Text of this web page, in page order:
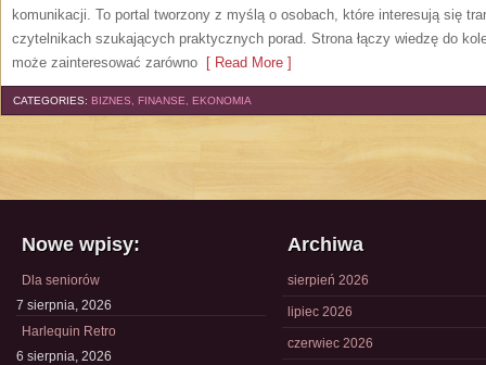
komunikacji. To portal tworzony z myślą o osobach, które interesują się
czytelnikach szukających praktycznych porad. Strona łączy wiedzę do
może zainteresować zarówno [ Read More ]
CATEGORIES: BIZNES, FINANSE, EKONOMIA
Nowe wpisy:
Dla seniorów
7 sierpnia, 2026
Harlequin Retro
6 sierpnia, 2026
Archiwa
sierpień 2026
lipiec 2026
czerwiec 2026